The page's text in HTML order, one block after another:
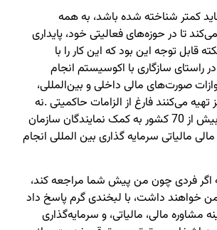
کمتر شناخته شده باشد، به همه
تا در حوزه‌های فعالیتی خود، پایداری
قابل توجه این بود که این کار را با
راستای سازگاری با اکوسیستم انجام
صورت‌های مالی داخلی و بین‌المللی،
تهیه می‌کنند فارغ از الزامات حاکمیتی .نه
فقط در ایران برای بیش از 70 کشور به کمک نمایندگان سازمان
مالیاتی سرمایه گذاری بین المللی انجام
اگر فردی چون من پیش شما مراجعه کند،
من خواهند داشت، با لبخندی گرم پاسخ داد
مشاوره مالی، مالیاتی، و سرمایه‌گذاری